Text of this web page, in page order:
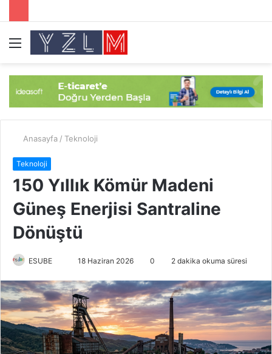
Menü
Anasayfa / Teknoloji
Teknoloji
150 Yıllık Kömür Madeni
Güneş Enerjisi Santraline
Dönüştü
ESUBE
r
e
-
p
o
18 Haziran 2026 0 2 dakika okuma süresi